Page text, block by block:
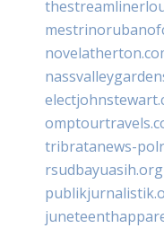
tribratanews-
rsudbayuasih.org